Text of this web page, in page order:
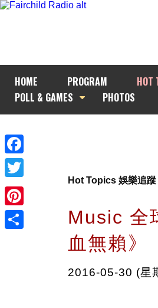
HOME PROGRAM HOT
POLL & GAMES
PHOTOS
Facebook
Twitter
Pinterest
Hot Topics 娛樂追蹤
Music 全
血無賴》
2016-05-30 (星